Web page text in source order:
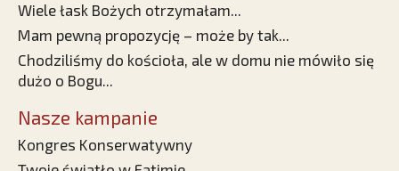
Wiele łask Bożych otrzymałam...
Mam pewną propozycję – może by tak...
Chodziliśmy do kościoła, ale w domu nie mówiło się
dużo o Bogu...
Nasze kampanie
Kongres Konserwatywny